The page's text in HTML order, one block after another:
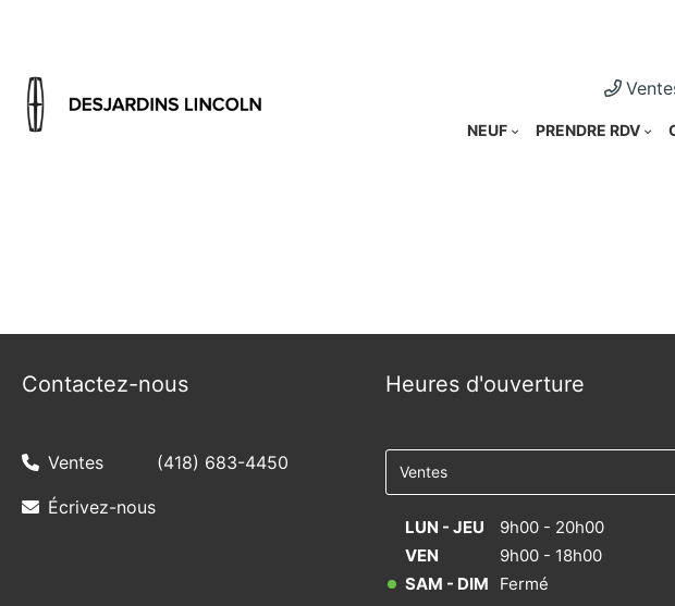
NEUF PRENDRE RDV
Contactez-nous
Ventes (418) 683-4450
Écrivez-nous
Heures d'ouverture
LUN - JEU
9h00 - 20h00
VEN
9h00 - 18h00
SAM - DIM
Fermé